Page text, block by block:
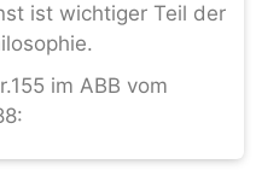
ist wichtiger Teil der
im ABB vom